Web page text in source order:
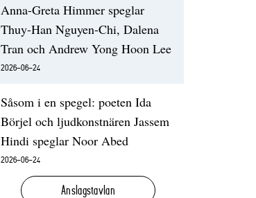
Anna-Greta Himmer speglar
Thuy-Han Nguyen-Chi, Dalena
Tran och Andrew Yong Hoon Lee
2026-06-24
Såsom i en spegel: poeten Ida
Börjel och ljudkonstnären Jassem
Hindi speglar Noor Abed
2026-06-24
Anslagstavlan